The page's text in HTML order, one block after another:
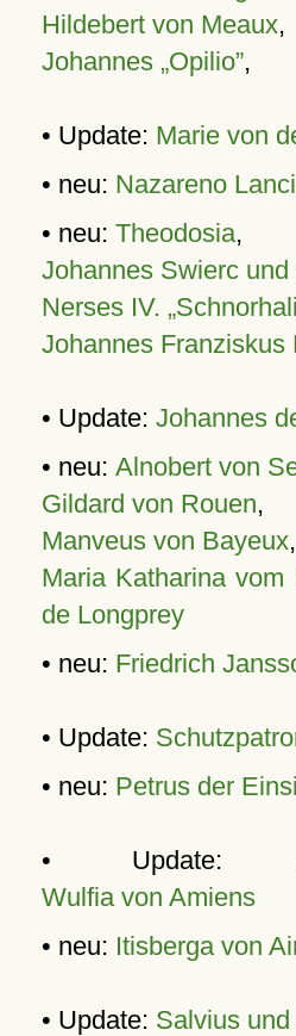
Hildebert von Meaux,
Johannes „Opilio”,
• Update: Marie von
• neu: Nazareno
• neu: Theodosia,
Johannes Swierc und
Nerses IV.
Johannes Franziskus
• Update: Johannes
• neu: Alnobert von
Gildard von Rouen,
Manveus von Bayeux,
Maria Katharina
de Longprey
• neu: Friedrich
• Update:
• neu: Petrus der
• Update:
Wulfia von Amiens
• neu: Itisberga von
• Update: Salvius